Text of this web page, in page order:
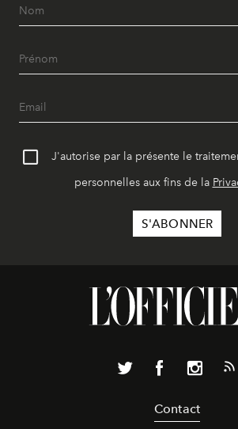
J'autorise par la présente le
personnelles aux fins de la
Contact